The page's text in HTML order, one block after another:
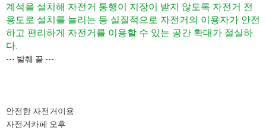
계석을 설치해 자전거 통행이 지장이 받지 않도록 자전거 전
용도로 설치를 늘리는 등 실질적으로 자전거의 이용자가 안전
하고 편리하게 자전거를 이용할 수 있는 공간 확대가 절실하
다.
--- 발췌 끝 ---
안전한 자전거이용
자전거카페 오후